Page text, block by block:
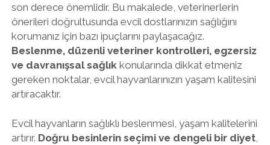
son derece önemlidir. Bu makalede, veterinerlerin
önerileri doğrultusunda evcil dostlarınızın sağlığını
korumanız için bazı ipuçlarını paylaşacağız.
Beslenme, düzenli veteriner kontrolleri, egzersiz
ve davranışsal sağlık konularında dikkat etmeniz
gereken noktalar, evcil hayvanlarınızın yaşam kalitesini
artıracaktır.
Evcil hayvanların sağlıklı beslenmesi, yaşam kalitelerini
artırır. Doğru besinlerin seçimi ve dengeli bir diyet,